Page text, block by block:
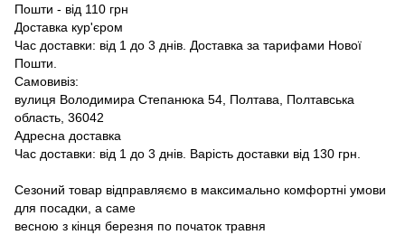
Пошти - від 110 грн
Доставка кур'єром
Час доставки: від 1 до 3 днів. Доставка за тарифами Нової
Пошти.
Самовивіз:
вулиця Володимира Степанюка 54, Полтава, Полтавська
область, 36042
Адресна доставка
Час доставки: від 1 до 3 днів. Варість доставки від 130 грн.
Сезоний товар відправляємо в максимально комфортні умови
для посадки, а саме
весною з кінця березня по початок травня